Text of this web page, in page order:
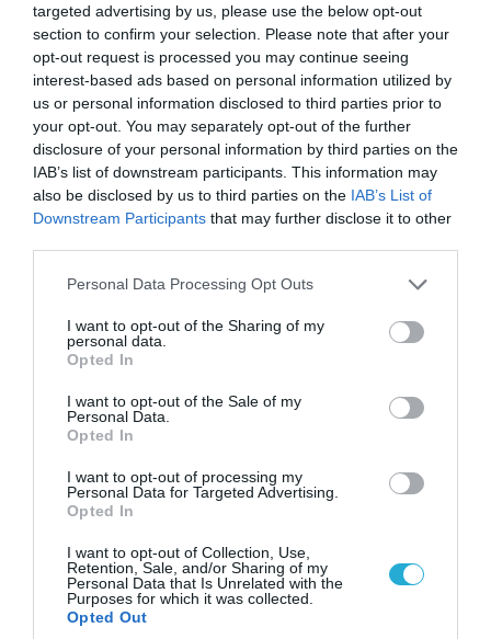
targeted advertising by us, please use the below opt-out
section to confirm your selection. Please note that after your
opt-out request is processed you may continue seeing
interest-based ads based on personal information utilized by
us or personal information disclosed to third parties prior to
your opt-out. You may separately opt-out of the further
disclosure of your personal information by third parties on the
IAB’s list of downstream participants. This information may
also be disclosed by us to third parties on the IAB’s List of
Downstream Participants that may further disclose it to other
Please note that this website/app uses one or more Google
not limited to your visit or usage behaviour. You may click to
grant or deny consent to Google and its third-party tags to
use your data for below specified purposes in below Google
consent section.
Personal Data Processing Opt Outs
I want to opt-out of the Sharing of my
personal data.
Opted In
I want to opt-out of the Sale of my
Personal Data.
Opted In
I want to opt-out of processing my
Personal Data for Targeted Advertising.
Opted In
I want to opt-out of Collection, Use,
Retention, Sale, and/or Sharing of my
Personal Data that Is Unrelated with the
Purposes for which it was collected.
Opted Out
09.08.2026 | 17:02
ΣΥΡΙΖΑ για υποκλοπές: «Το (παρα)κράτος της ΝΔ
08.08.2026 | 09:02